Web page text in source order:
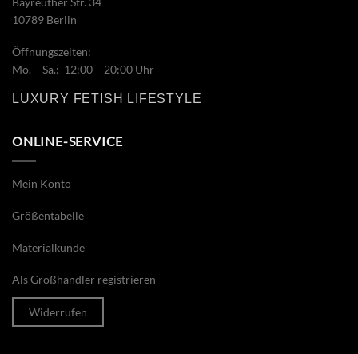
10789 Berlin
Öffnungszeiten:
Mo. – Sa.: 12:00 – 20:00 Uhr
LUXURY FETISH LIFESTYLE
ONLINE-SERVICE
Mein Konto
Größentabelle
Materialkunde
Als Großhändler registrieren
Widerrufen